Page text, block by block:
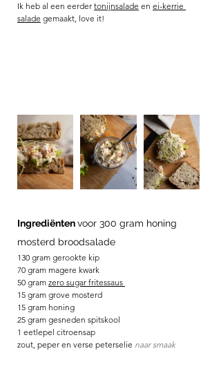
Ik heb al een eerder tonijnsalade en ei-kerrie
salade gemaakt, love it!
Ingrediënten voor 300 gram honing
mosterd broodsalade
130 gram gerookte kip
70 gram magere kwark
50 gram zero sugar fritessaus
15 gram grove mosterd
15 gram honing
25 gram gesneden spitskool
1 eetlepel citroensap
zout, peper en verse peterselie naar smaak